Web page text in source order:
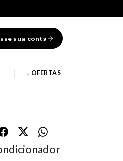
sua conta
OFERTAS